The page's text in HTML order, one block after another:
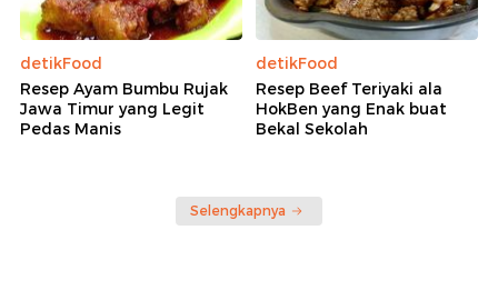
detikFood
Resep Ayam Bumbu Rujak
Jawa Timur yang Legit
Pedas Manis
detikFood
Resep Beef Teriyaki ala
HokBen yang Enak buat
Bekal Sekolah
Selengkapnya